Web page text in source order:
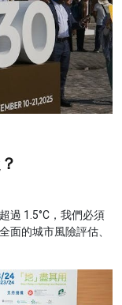
過 1.5°C，我們必須
面的城市風險評估、